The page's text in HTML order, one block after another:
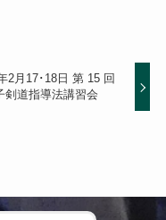
2月17･18日 第 15 回
剣道指導法講習会